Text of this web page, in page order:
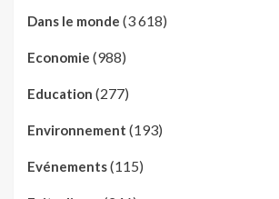
Dans le monde (3 618)
Economie (988)
Education (277)
Environnement (193)
Evénements(115)